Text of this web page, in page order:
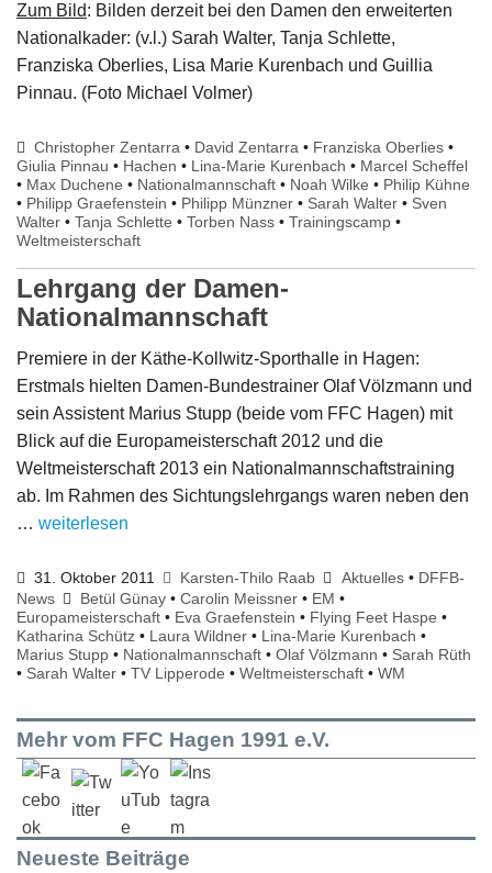
Zum Bild: Bilden derzeit bei den Damen den erweiterten
Nationalkader: (v.l.) Sarah Walter, Tanja Schlette,
Franziska Oberlies, Lisa Marie Kurenbach und Guillia
Pinnau. (Foto Michael Volmer)
Christopher Zentarra • David Zentarra • Franziska Oberlies •
Giulia Pinnau • Hachen • Lina-Marie Kurenbach • Marcel Scheffel
• Max Duchene • Nationalmannschaft • Noah Wilke • Philip Kühne
• Philipp Graefenstein • Philipp Münzner • Sarah Walter • Sven
Walter • Tanja Schlette • Torben Nass • Trainingscamp •
Weltmeisterschaft
Lehrgang der Damen-
Nationalmannschaft
Premiere in der Käthe-Kollwitz-Sporthalle in Hagen:
Erstmals hielten Damen-Bundestrainer Olaf Völzmann und
sein Assistent Marius Stupp (beide vom FFC Hagen) mit
Blick auf die Europameisterschaft 2012 und die
Weltmeisterschaft 2013 ein Nationalmannschaftstraining
ab. Im Rahmen des Sichtungslehrgangs waren neben den
… weiterlesen
31. Oktober 2011 Karsten-Thilo Raab Aktuelles• DFFB-
News
Betül Günay •Carolin Meissner • EM •
Europameisterschaft • Eva Graefenstein • Flying Feet Haspe •
Katharina Schütz • Laura Wildner • Lina-Marie Kurenbach •
Marius Stupp • Nationalmannschaft • Olaf Völzmann • Sarah Rüth
• Sarah Walter • TV Lipperode • Weltmeisterschaft • WM
Mehr vom FFC Hagen 1991 e.V.
Neueste Beiträge